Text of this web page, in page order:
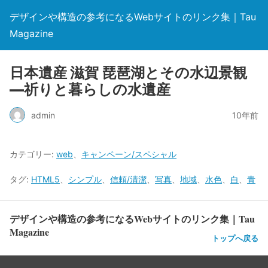
デザインや構造の参考になるWebサイトのリンク集｜Tau
Magazine
日本遺産 滋賀 琵琶湖とその水辺景観
―祈りと暮らしの水遺産
admin 10年前
カテゴリー: web キャンペーン/スペシャル
タグ: HTML5 シンプル 信頼/清潔 写真 地域 水色 白 青
デザインや構造の参考になるWebサイトのリンク集｜Tau
Magazine
トップへ戻る